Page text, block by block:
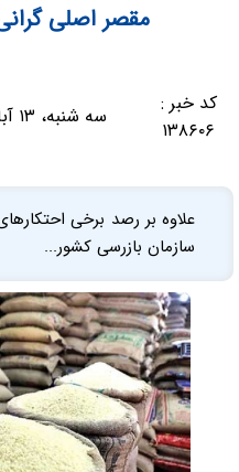
مقصر اصلی
کد خبر :
۱۳۸۶۰۶
سه شنبه، ۱۳ آبان ۱۴۰۴ - ۱۸:۳۰:۲۱
علاوه بر رصد برخی
سازمان بازرسی کشور...